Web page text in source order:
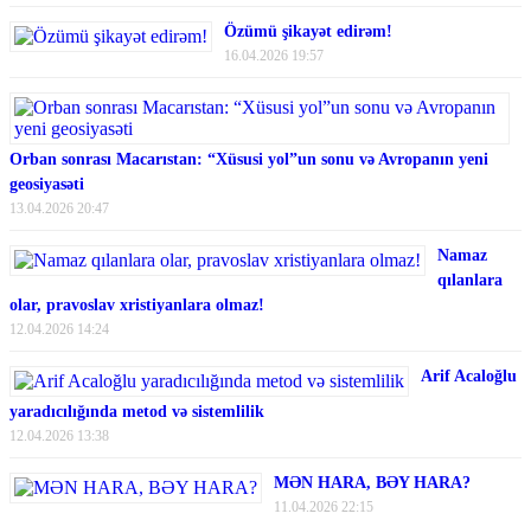
Özümü şikayət edirəm!
16.04.2026 19:57
Orban sonrası Macarıstan: “Xüsusi yol”un sonu və Avropanın yeni
geosiyasəti
13.04.2026 20:47
Namaz
qılanlara
olar, pravoslav xristiyanlara olmaz!
12.04.2026 14:24
Arif Acaloğlu
yaradıcılığında metod və sistemlilik
12.04.2026 13:38
MƏN HARA, BƏY HARA?
11.04.2026 22:15